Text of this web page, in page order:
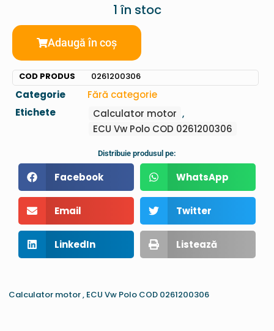
1 în stoc
Adaugă în coș
COD PRODUS 0261200306
Categorie
Fără categorie
Etichete
Calculator motor ,
ECU Vw Polo COD 0261200306
Distribuie produsul pe:
Facebook WhatsApp
Email Twitter
LinkedIn Listează
Calculator motor , ECU Vw Polo COD 0261200306